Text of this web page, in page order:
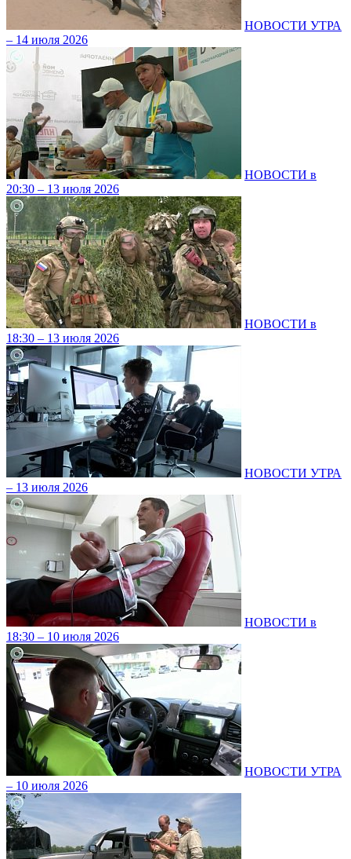
НОВОСТИ УТРА
– 14 июля 2026
НОВОСТИ в
20:30 – 13 июля 2026
НОВОСТИ в
18:30 – 13 июля 2026
НОВОСТИ УТРА
– 13 июля 2026
НОВОСТИ в
18:30 – 10 июля 2026
НОВОСТИ УТРА
– 10 июля 2026